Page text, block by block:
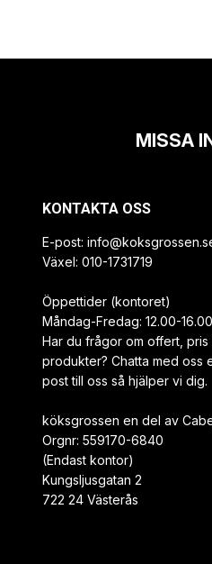
MISSA
KONTAKTA OSS
E-post:
Växel: 010-1731719
Öppettider (kontoret)
Måndag-Fredag: 12.00-16.00
Har du frågor om offert, pris
produkter? Chatta med oss
post till oss så hjälper vi dig.
köksgrossen en del av
Orgnr: 559170-6840
(Endast kontor)
Kungsljusgatan 2
722 24 Västerås